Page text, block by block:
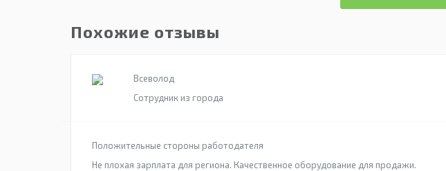
Похожие отзывы
Всеволод
Сотрудник из города
Положительные стороны работодателя
Не плохая зарплата для региона. Качественное оборудование для продажи.